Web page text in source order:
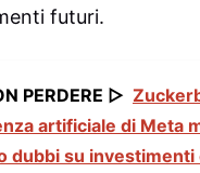
futuri.
PERDERE ▷
artificiale di Meta
dubbi su investimenti